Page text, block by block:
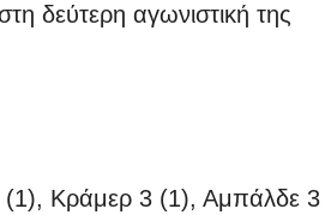
δεύτερη αγωνιστική της
(1), Κράμερ 3 (1), Αμπάλδε 3